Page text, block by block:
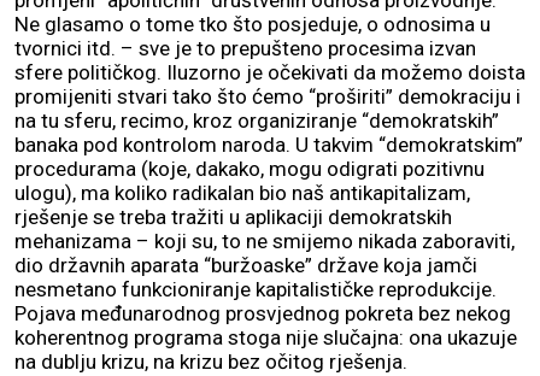
Ne glasamo o tome tko što posjeduje, o odnosima u
tvornici itd. – sve je to prepušteno procesima izvan
sfere političkog. Iluzorno je očekivati da možemo doista
promijeniti stvari tako što ćemo “proširiti” demokraciju i
na tu sferu, recimo, kroz organiziranje “demokratskih”
banaka pod kontrolom naroda. U takvim “demokratskim”
procedurama (koje, dakako, mogu odigrati pozitivnu
ulogu), ma koliko radikalan bio naš antikapitalizam,
rješenje se treba tražiti u aplikaciji demokratskih
mehanizama – koji su, to ne smijemo nikada zaboraviti,
dio državnih aparata “buržoaske” države koja jamči
nesmetano funkcioniranje kapitalističke reprodukcije.
Pojava međunarodnog prosvjednog pokreta bez nekog
koherentnog programa stoga nije slučajna: ona ukazuje
na dublju krizu, na krizu bez očitog rješenja.